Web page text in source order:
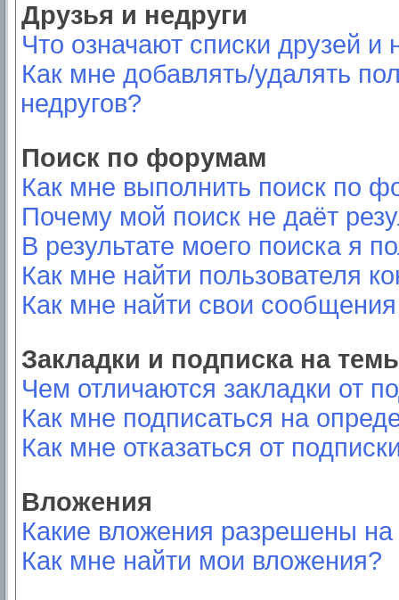
Друзья и недруги
Что означают списки друзей и
Как мне добавлять/удалять
недругов?
Поиск по форумам
Как мне выполнить поиск по
Почему мой поиск не даёт
В результате моего поиска я
Как мне найти пользователя
Как мне найти свои
Закладки и подписка на
Чем отличаются закладки от
Как мне подписаться на
Как мне отказаться от
Вложения
Какие вложения разрешены
Как мне найти мои вложения?